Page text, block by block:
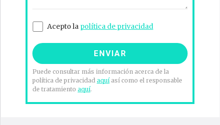
Acepto la política de privacidad
Puede consultar más información acerca de la
política de privacidad aquíasí como el responsable
de tratamiento aquí.